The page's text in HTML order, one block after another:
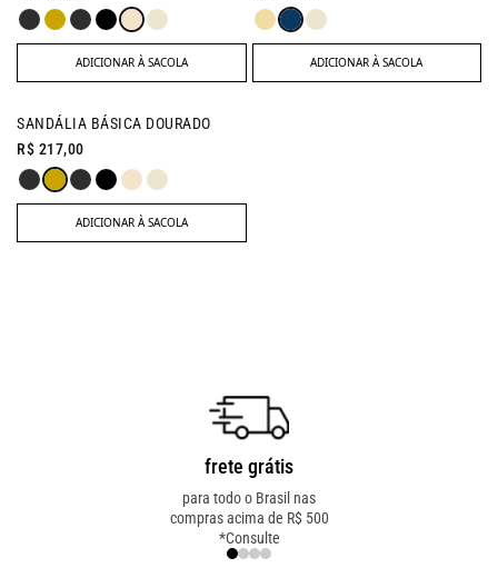
ADICIONAR À SACOLA ADICIONAR À SACOLA
SANDÁLIA BÁSICA DOURADO
R$ 217,00
ADICIONAR À SACOLA
frete grátis
para todo o Brasil nas
compras acima de R$ 500
*Consulte